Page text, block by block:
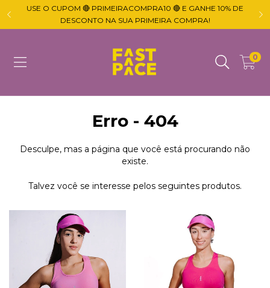
USE O CUPOM 🔴 PRIMEIRACOMPRA10 🔴 E GANHE 10% DE
DESCONTO NA SUA PRIMEIRA COMPRA!
0
Erro - 404
Desculpe, mas a página que você está procurando não
existe.
Talvez você se interesse pelos seguintes produtos.